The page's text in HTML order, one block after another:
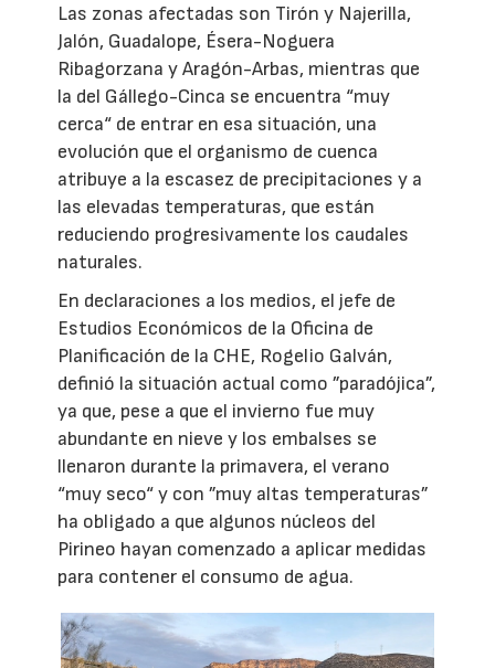
Las zonas afectadas son Tirón y Najerilla,
Jalón, Guadalope, Ésera-Noguera
Ribagorzana y Aragón-Arbas, mientras que
la del Gállego-Cinca se encuentra “muy
cerca“ de entrar en esa situación, una
evolución que el organismo de cuenca
atribuye a la escasez de precipitaciones y a
las elevadas temperaturas, que están
reduciendo progresivamente los caudales
naturales.
En declaraciones a los medios, el jefe de
Estudios Económicos de la Oficina de
Planificación de la CHE, Rogelio Galván,
definió la situación actual como ”paradójica”,
ya que, pese a que el invierno fue muy
abundante en nieve y los embalses se
llenaron durante la primavera, el verano
“muy seco“ y con ”muy altas temperaturas”
ha obligado a que algunos núcleos del
Pirineo hayan comenzado a aplicar medidas
para contener el consumo de agua.